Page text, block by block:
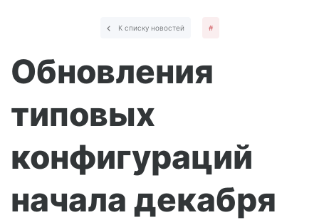
К списку новостей #
Обновления
типовых
конфигураций
начала декабря